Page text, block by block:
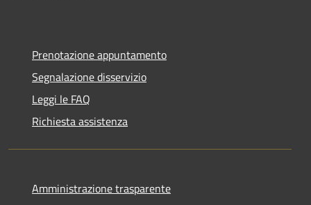
Prenotazione appuntamento
Segnalazione disservizio
Leggi le FAQ
Richiesta assistenza
Amministrazione trasparente